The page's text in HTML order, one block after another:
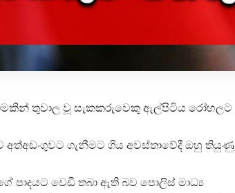
තුවාල වූ සැකකරුවෙකු ඇල්පිටිය රෝහලට
ගැනීමට ගිය අවස්තාවේදී ඔහු තියුණු
පාදයට වෙඩි තබා ඇති බව පොලිස් මාධ්‍ය